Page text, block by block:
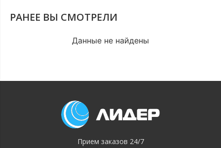
РАНЕЕ ВЫ СМОТРЕЛИ
Данные не найдены
Прием заказов 24/7